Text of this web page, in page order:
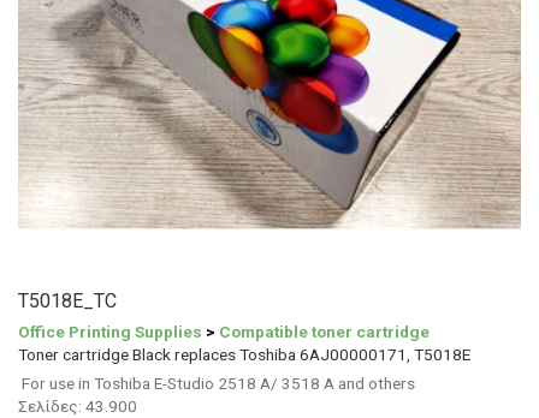
T5018E_TC
Office Printing Supplies > Compatible toner cartridge
Toner cartridge Black replaces Toshiba 6AJ00000171, T5018E
For use in Toshiba E-Studio 2518 A/ 3518 A and others
Σελίδες: 43.900